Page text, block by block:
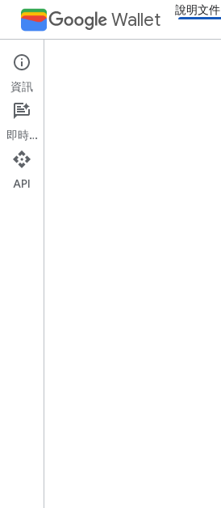
Wallet 說明文件
Gift cards
指南
資訊
即時通訊
API